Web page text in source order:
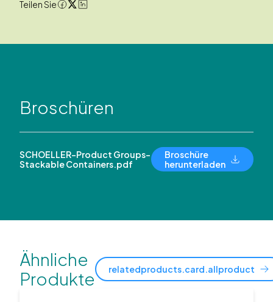
Teilen Sie
Broschüren
SCHOELLER-Product Groups-
Stackable Containers.pdf
Broschüre
herunterladen
Ähnliche
Produkte
relatedproducts.card.allproduct